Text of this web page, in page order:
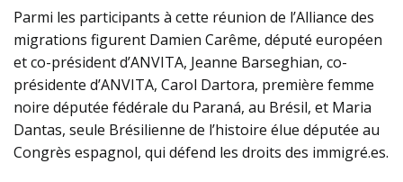
Parmi les participants à cette réunion de l’Alliance des
migrations figurent Damien Carême, député européen
et co-président d’ANVITA, Jeanne Barseghian, co-
présidente d’ANVITA, Carol Dartora, première femme
noire députée fédérale du Paraná, au Brésil, et Maria
Dantas, seule Brésilienne de l’histoire élue députée au
Congrès espagnol, qui défend les droits des immigré.es.